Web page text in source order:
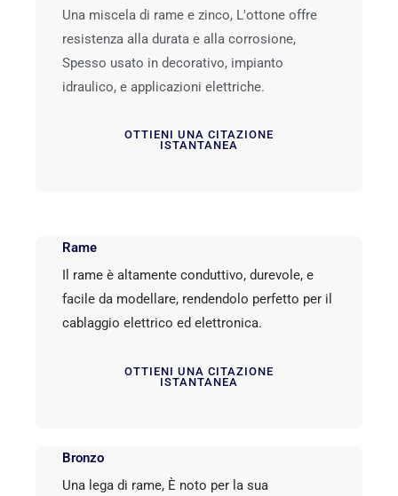
Una miscela di rame e zinco, L'ottone offre
resistenza alla durata e alla corrosione,
Spesso usato in decorativo, impianto
idraulico, e applicazioni elettriche.
OTTIENI UNA CITAZIONE
ISTANTANEA
Rame
Il rame è altamente conduttivo, durevole, e
facile da modellare, rendendolo perfetto per il
cablaggio elettrico ed elettronica.
OTTIENI UNA CITAZIONE
ISTANTANEA
Bronzo
Una lega di rame, È noto per la sua